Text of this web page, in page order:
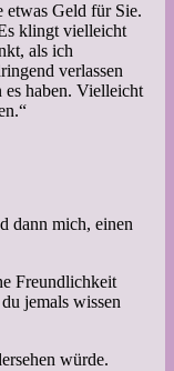
etwas Geld für Sie.
klingt vielleicht
als ich
verlassen
es haben. Vielleicht
dann mich, einen
Freundlichkeit
jemals wissen
würde.